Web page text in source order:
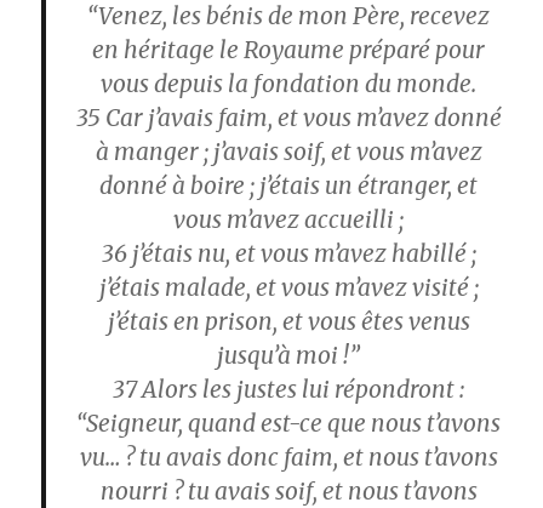
“Venez, les bénis de mon Père, recevez
en héritage le Royaume préparé pour
vous depuis la fondation du monde.
35 Car j’avais faim, et vous m’avez donné
à manger ; j’avais soif, et vous m’avez
donné à boire ; j’étais un étranger, et
vous m’avez accueilli ;
36j’étais nu, et vous m’avez habillé ;
j’étais malade, et vous m’avez visité ;
j’étais en prison, et vous êtes venus
jusqu’à moi !”
37Alors les justes lui répondront :
“Seigneur, quand est-ce que nous t’avons
vu… ? tu avais donc faim, et nous t’avons
nourri ? tu avais soif, et nous t’avons